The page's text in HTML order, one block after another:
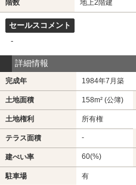
階数 地上2階建
セールスコメント
-
詳細情報
完成年 1984年7月築
土地面積 158m² (公簿)
土地権利 所有権
テラス面積 -
建ぺい率 60(%)
駐車場 有